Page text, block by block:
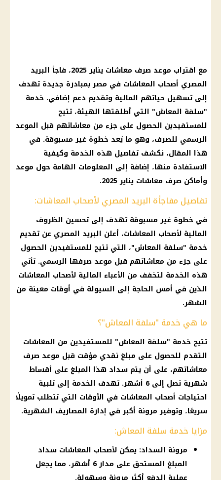
مع اقتراب موعد صرف معاشات يناير 2025، فاجأ البريد
المصري أصحاب المعاشات في مصر بمبادرة جديدة تهدف
إلى تسهيل حياتهم المالية وتقديم دعم إضافي. خدمة
"سلفة المعاش" التي أطلقتها الهيئة، تتيح
للمستفيدين الحصول على جزء من معاشاتهم قبل الموعد
الرسمي للصرف، وهو ما يُعد خطوة غير مسبوقة. في
هذا المقال، نكشف تفاصيل هذه الخدمة وكيفية
الاستفادة منها، إضافة إلى المعلومات الهامة حول موعد
وأماكن صرف معاشات يناير 2025.
تفاصيل مفاجأة البريد المصري لأصحاب المعاشات:
في خطوة غير مسبوقة تهدف إلى تحسين الظروف
المالية لأصحاب المعاشات، أعلن البريد المصري عن تقديم
خدمة "سلفة المعاش"، التي تتيح للمستفيدين الحصول
على جزء من معاشاتهم قبل موعد صرفها الرسمي. تأتي
هذه الخدمة لتخفف من الأعباء المالية لأصحاب المعاشات
الذين في أمس الحاجة إلى السيولة في أوقات معينة من
الشهر.
ما هي خدمة "سلفة المعاش"؟
تتيح خدمة "سلفة المعاش" للمستفيدين من المعاشات
التقدم للحصول على مبلغ نقدي مؤقت قبل موعد صرف
معاشاتهم، على أن يتم سداد هذا المبلغ على أقساط
شهرية تصل إلى 6 أشهر. تهدف الخدمة إلى تلبية
احتياجات أصحاب المعاشات في الأوقات التي تتطلب تمويلًا
سريعًا، وتوفير مرونة أكبر في إدارة المصاريف الشهرية.
مزايا خدمة سلفة المعاش:
مرونة السداد: يمكن لأصحاب المعاشات سداد
المبلغ المستحق على مدار 6 أشهر، مما يجعل